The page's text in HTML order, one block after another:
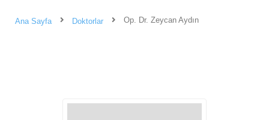
Ana Sayfa Doktorlar Op. Dr. Zeycan Aydın